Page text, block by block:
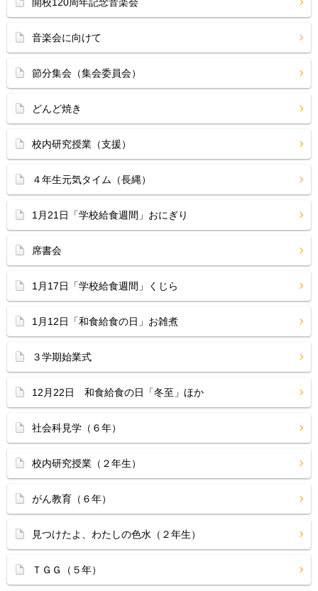
音楽会に向けて
節分集会（集会委員会）
どんど焼き
校内研究授業（支援）
４年生元気タイム（長縄）
1月21日「学校給食週間」おにぎり
席書会
1月17日「学校給食週間」くじら
1月12日「和食給食の日」お雑煮
３学期始業式
12月22日 和食給食の日「冬至」ほか
社会科見学（６年）
校内研究授業（２年生）
がん教育（６年）
見つけたよ、わたしの色水（２年生）
ＴＧＧ（５年）